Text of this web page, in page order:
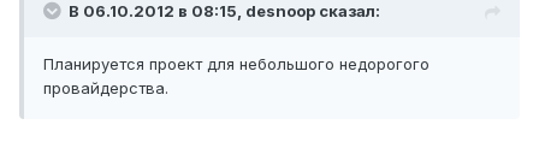
В 06.10.2012 в 08:15, desnoop сказал:
Планируется проект для небольшого недорогого
провайдерства.